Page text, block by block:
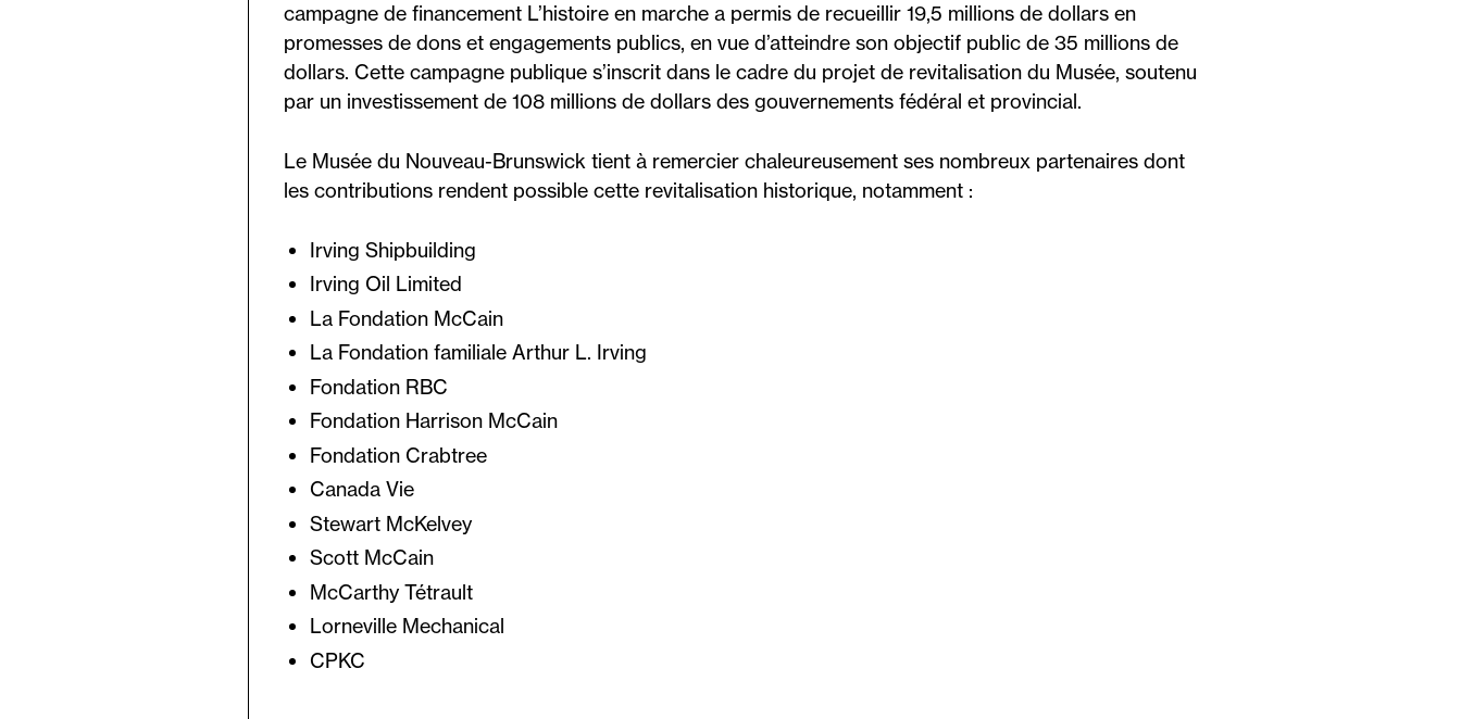
campagne de financement L’histoire en marche a permis de recueillir 19,5 millions de dollars en
promesses de dons et engagements publics, en vue d’atteindre son objectif public de 35 millions de
dollars. Cette campagne publique s’inscrit dans le cadre du projet de revitalisation du Musée, soutenu
par un investissement de 108 millions de dollars des gouvernements fédéral et provincial.
Le Musée du Nouveau-Brunswick tient à remercier chaleureusement ses nombreux partenaires dont
les contributions rendent possible cette revitalisation historique, notamment :
Irving Shipbuilding
Irving Oil Limited
La Fondation McCain
La Fondation familiale Arthur L. Irving
Fondation RBC
Fondation Harrison McCain
Fondation Crabtree
Canada Vie
Stewart McKelvey
Scott McCain
McCarthy Tétrault
Lorneville Mechanical
CPKC